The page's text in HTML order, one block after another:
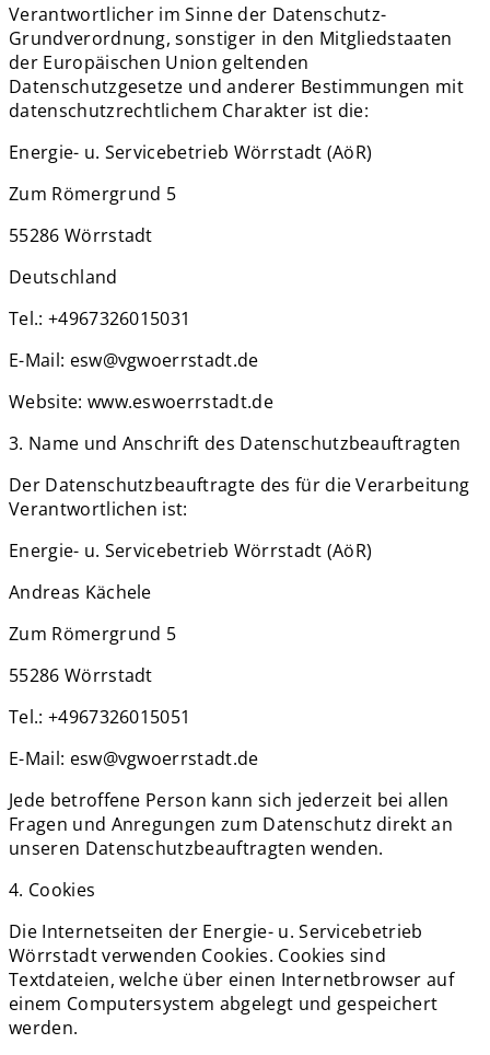
Verantwortlicher im Sinne der Datenschutz-
Grundverordnung, sonstiger in den Mitgliedstaaten
der Europäischen Union geltenden
Datenschutzgesetze und anderer Bestimmungen mit
datenschutzrechtlichem Charakter ist die:
Energie- u. Servicebetrieb Wörrstadt (AöR)
Zum Römergrund 5
55286 Wörrstadt
Deutschland
Tel.: +4967326015031
E-Mail: esw@vgwoerrstadt.de
Website: www.eswoerrstadt.de
3. Name und Anschrift des Datenschutzbeauftragten
Der Datenschutzbeauftragte des für die Verarbeitung
Verantwortlichen ist:
Energie- u. Servicebetrieb Wörrstadt (AöR)
Andreas Kächele
Zum Römergrund 5
55286 Wörrstadt
Tel.: +4967326015051
E-Mail: esw@vgwoerrstadt.de
Jede betroffene Person kann sich jederzeit bei allen
Fragen und Anregungen zum Datenschutz direkt an
unseren Datenschutzbeauftragten wenden.
4. Cookies
Die Internetseiten der Energie- u. Servicebetrieb
Wörrstadt verwenden Cookies. Cookies sind
Textdateien, welche über einen Internetbrowser auf
einem Computersystem abgelegt und gespeichert
werden.